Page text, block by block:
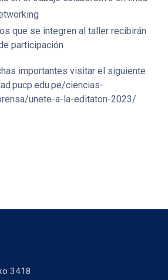
que se integren al taller recibirán
participación
importantes visitar el siguiente
ciencias-
unete-a-la-editaton-2023/
3418